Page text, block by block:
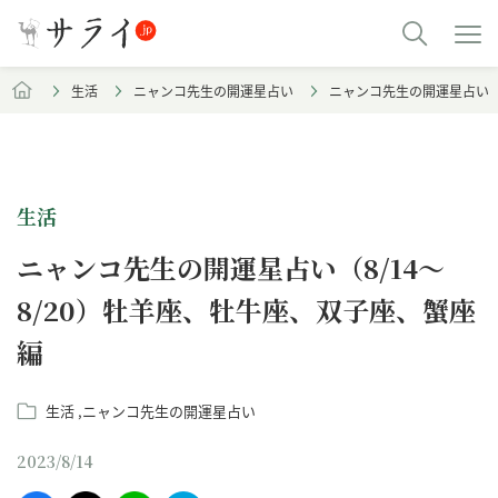
生活 ニャンコ先生の開運星占い ニャンコ先生の開運星占
生活
ニャンコ先生の開運星占い（8/14～
8/20）牡羊座、牡牛座、双子座、蟹座
編
生活 ニャンコ先生の開運星占い
2023/8/14